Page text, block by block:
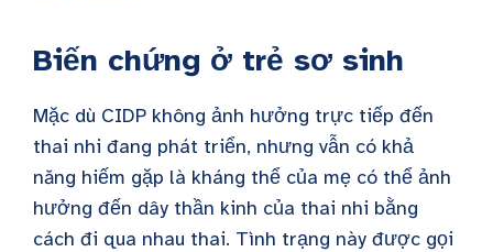
Biến chứng ở trẻ sơ sinh
Mặc dù CIDP không ảnh hưởng trực tiếp đến
thai nhi đang phát triển, nhưng vẫn có khả
năng hiếm gặp là kháng thể của mẹ có thể ảnh
hưởng đến dây thần kinh của thai nhi bằng
cách đi qua nhau thai. Tình trạng này được gọi